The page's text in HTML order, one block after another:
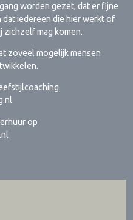
worden gezet, dat er fijne
iedereen die hier werkt of
zichzelf mag komen.
zoveel mogelijk mensen
op